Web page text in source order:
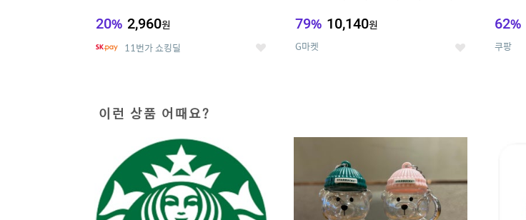
20% 2,960원
11번가 쇼킹딜 좋
79% 10,140원
G마켓 좋
62%
쿠팡
이런 상품 어때요?